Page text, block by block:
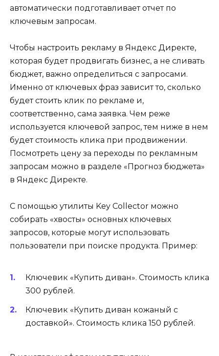
автоматически подготавливает отчет по
ключевым запросам.
Чтобы настроить рекламу в Яндекс Директе,
которая будет продвигать бизнес, а не сливать
бюджет, важно определиться с запросами.
Именно от ключевых фраз зависит то, сколько
будет стоить клик по рекламе и,
соответственно, сама заявка. Чем реже
используется ключевой запрос, тем ниже в нем
будет стоимость клика при продвижении.
Посмотреть цену за переходы по рекламным
запросам можно в разделе «Прогноз бюджета»
в Яндекс Директе.
С помощью утилиты Key Collector можно
собирать «хвосты» основных ключевых
запросов, которые могут использовать
пользователи при поиске продукта. Пример:
Ключевик «Купить диван». Стоимость клика
300 рублей.
Ключевик «Купить диван кожаный с
доставкой». Стоимость клика 150 рублей.